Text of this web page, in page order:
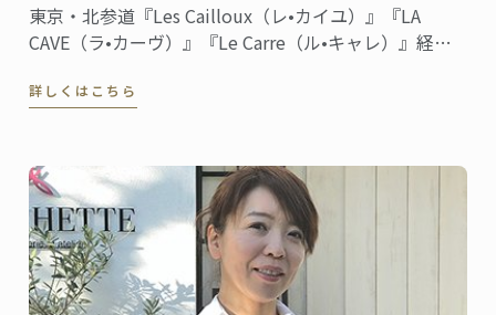
東京・北参道『Les Cailloux（レ•カイユ）』『LA
CAVE（ラ•カーヴ）』『Le Carre（ル•キャレ）』経
詳しくはこちら